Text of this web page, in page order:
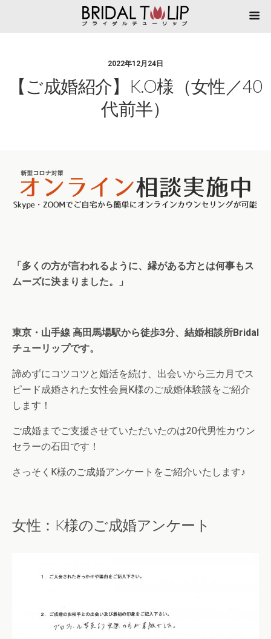
2022年12月24日
【ご成婚紹介】K.O様（女性／40
代前半）
「多くの方が言われるように、縁がある方とは何事もス
ムーズに決まりました。
」
東京・山手線 高田馬場駅から徒歩3分、結婚相談所Bridal
チューリップです。
諦めずにコツコツと婚活を続け、出会いから三カ月でス
ピード成婚された女性会員K様のご成婚体験談をご紹介
します！
ご成婚までご支援させていただいたのは20代男性カウン
セラーの石田です！
さっそくK様のご成婚アンケートをご紹介いたします♪
女性：K様のご成婚アンケート